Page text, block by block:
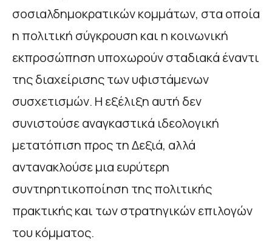
σοσιαλδημοκρατικών κομμάτων, στα οποία
η πολιτική σύγκρουση και η κοινωνική
εκπροσώπηση υποχωρούν σταδιακά έναντι
της διαχείρισης των υφιστάμενων
συσχετισμών. Η εξέλιξη αυτή δεν
συνιστούσε αναγκαστικά ιδεολογική
μετατόπιση προς τη Δεξιά, αλλά
αντανακλούσε μια ευρύτερη
συντηρητικοποίηση της πολιτικής
πρακτικής και των στρατηγικών επιλογών
του κόμματος.